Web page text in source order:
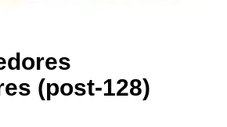
(post-128)